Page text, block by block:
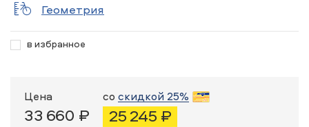
Геометрия
в избранное
Цена
33 660 ₽
со скидкой 25%
25 245 ₽